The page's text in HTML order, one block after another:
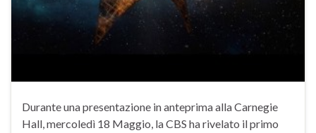
Durante una presentazione in anteprima alla Carnegie
Hall, mercoledì 18 Maggio, la CBS ha rivelato il primo